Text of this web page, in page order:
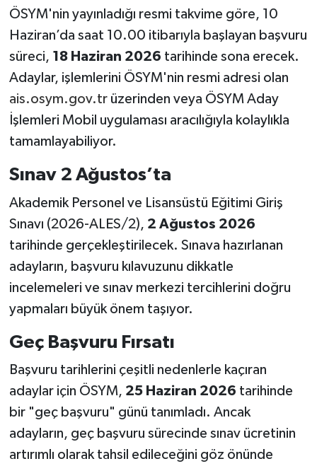
ÖSYM'nin yayınladığı resmi takvime göre, 10
Haziran’da saat 10.00 itibarıyla başlayan başvuru
süreci, 18 Haziran 2026 tarihinde sona erecek.
Adaylar, işlemlerini ÖSYM'nin resmi adresi olan
ais.osym.gov.trüzerinden veya ÖSYM Aday
İşlemleri Mobil uygulaması aracılığıyla kolaylıkla
tamamlayabiliyor.
Sınav 2 Ağustos’ta
Akademik Personel ve Lisansüstü Eğitimi Giriş
Sınavı (2026-ALES/2), 2 Ağustos 2026
tarihinde gerçekleştirilecek. Sınava hazırlanan
adayların, başvuru kılavuzunu dikkatle
incelemeleri ve sınav merkezi tercihlerini doğru
yapmaları büyük önem taşıyor.
Geç Başvuru Fırsatı
Başvuru tarihlerini çeşitli nedenlerle kaçıran
adaylar için ÖSYM, 25 Haziran 2026 tarihinde
bir "geç başvuru" günü tanımladı. Ancak
adayların, geç başvuru sürecinde sınav ücretinin
artırımlı olarak tahsil edileceğini göz önünde